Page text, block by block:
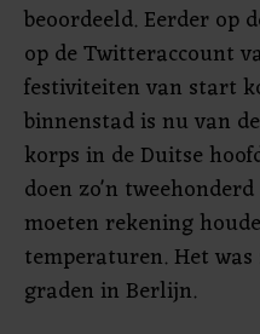
beoordeeld. Eerder op
op de Twitteraccount
festiviteiten van start
binnenstad is nu van
korps in de Duitse
doen zo'n
moeten rekening
temperaturen. Het
graden in Berlijn.